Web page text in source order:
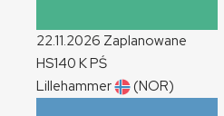
22.11.2026 Zaplanowane
HS140 KPŚ
Lillehammer
(NOR)